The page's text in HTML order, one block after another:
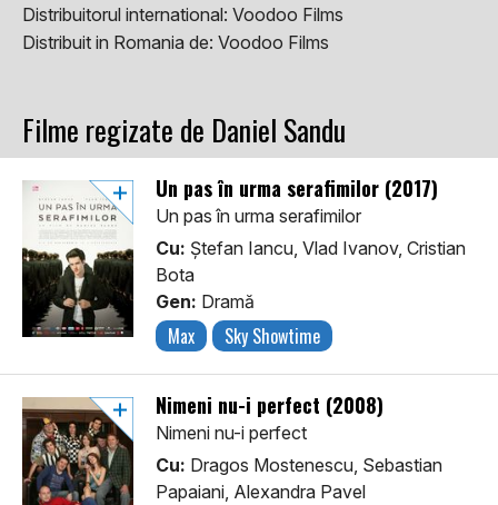
Distribuitorul international: Voodoo Films
Distribuit in Romania de: Voodoo Films
Filme regizate de Daniel Sandu
Un pas în urma serafimilor (2017)
Un pas în urma serafimilor
Cu: Ștefan Iancu, Vlad Ivanov, Cristian
Bota
Gen: Dramă
Max Sky Showtime
Nimeni nu-i perfect (2008)
Nimeni nu-i perfect
Cu: Dragos Mostenescu, Sebastian
Papaiani, Alexandra Pavel